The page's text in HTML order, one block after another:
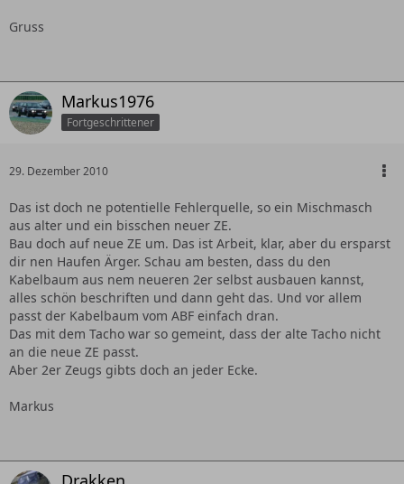
Gruss
Markus1976
Fortgeschrittener
29. Dezember 2010
Das ist doch ne potentielle Fehlerquelle, so ein Mischmasch
aus alter und ein bisschen neuer ZE.
Bau doch auf neue ZE um. Das ist Arbeit, klar, aber du ersparst
dir nen Haufen Ärger. Schau am besten, dass du den
Kabelbaum aus nem neueren 2er selbst ausbauen kannst,
alles schön beschriften und dann geht das. Und vor allem
passt der Kabelbaum vom ABF einfach dran.
Das mit dem Tacho war so gemeint, dass der alte Tacho nicht
an die neue ZE passt.
Aber 2er Zeugs gibts doch an jeder Ecke.
Markus